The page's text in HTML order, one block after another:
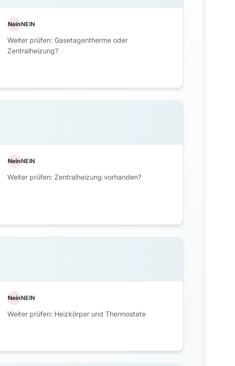
NeinNEIN
Weiter prüfen: Gasetagentherme oder
Zentralheizung?
NeinNEIN
Weiter prüfen: Zentralheizung vorhanden?
NeinNEIN
Weiter prüfen: Heizkörper und Thermostate